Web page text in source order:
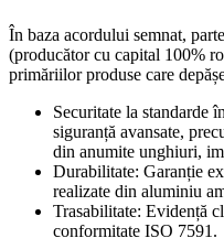
În baza acordului semnat,
(producător cu capital 100%
primăriilor produse care
Securitate la standarde
siguranță avansate,
din anumite unghiuri,
Durabilitate: Garanție
realizate din aluminiu
Trasabilitate: Evidență
conformitate ISO 7591.